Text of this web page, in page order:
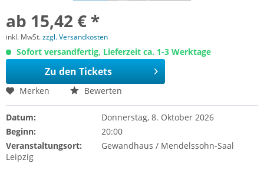
ab 15,42 € *
inkl. MwSt.zzgl. Versandkosten
Sofort versandfertig, Lieferzeit ca. 1-3 Werktage
Zu den Tickets
Merken Bewerten
Datum:
Donnerstag, 8. Oktober 2026
Beginn:
20:00
Veranstaltungsort:
Gewandhaus / Mendelssohn-Saal
Leipzig